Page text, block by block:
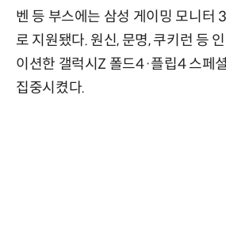
벤 등 부스에는 삼성 게이밍 모니터
로 지원됐다. 원신, 문명, 쿠키런 등
이션한 갤럭시Z 폴드4·플립4 스페
집중시켰다.